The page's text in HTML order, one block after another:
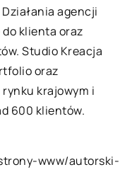
agencji
klienta oraz
Studio Kreacja
oraz
krajowym i
600 klientów.
www/autorski-